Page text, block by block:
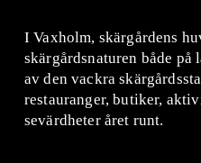
d
I Vaxholm, skärgårdens
skärgårdsnaturen både på
av den vackra
restauranger, butiker,
sevärdheter året runt.